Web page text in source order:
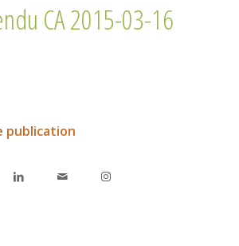
CA 2015-03-16
publication